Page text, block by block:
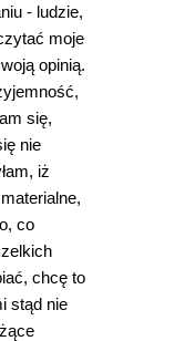
- ludzie,
moje
opinią.
się,
nie
iż
co
chcę to
stąd nie